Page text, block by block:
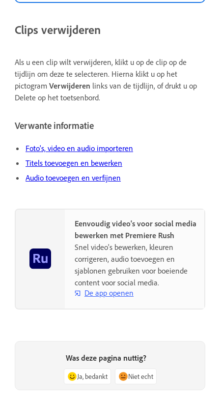
Clips verwijderen
Als u een clip wilt verwijderen, klikt u op de clip op de
tijdlijn om deze te selecteren. Hierna klikt u op het
pictogram Verwijderen links van de tijdlijn, of drukt u op
Delete op het toetsenbord.
Verwante informatie
Foto's, video en audio importeren
Titels toevoegen en bewerken
Audio toevoegen en verfijnen
Eenvoudig video's voor social media
bewerken met Premiere Rush
Snel video's bewerken, kleuren
corrigeren, audio toevoegen en
sjablonen gebruiken voor boeiende
content voor social media.
De app openen
Was deze pagina nuttig?
Ja, bedankt Niet echt